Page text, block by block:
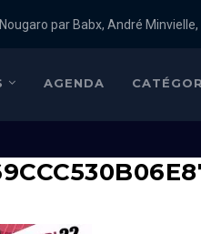
par Babx, André Minvielle,
AGENDA